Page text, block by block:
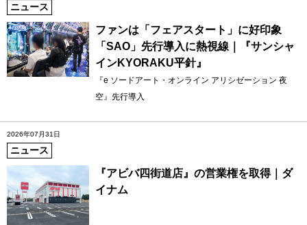
ニュース
ファンは「フェアスタート」に好印象
「SAO」先行導入に熱視線｜『サンシャ
インKYORAKU平針』
『e ソードアート・オンライン アリシゼーション 夜
空』先行導入
2026年07月31日
ニュース
『アビバ四街道店』の営業権を取得｜ダ
イナム